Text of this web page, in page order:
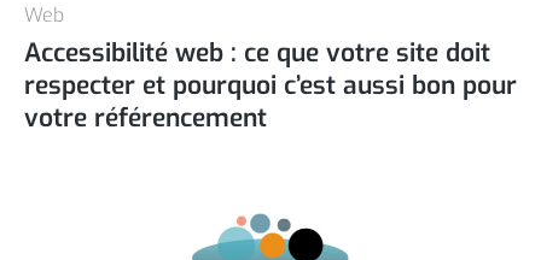
Web
Accessibilité web : ce que votre site doit
respecter et pourquoi c’est aussi bon pour
votre référencement